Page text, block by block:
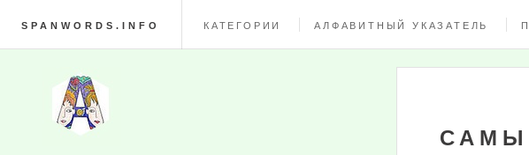
SPANWORDS.INFO КАТЕГОРИИ АЛФАВИТНЫЙ УКАЗАТЕЛЬ